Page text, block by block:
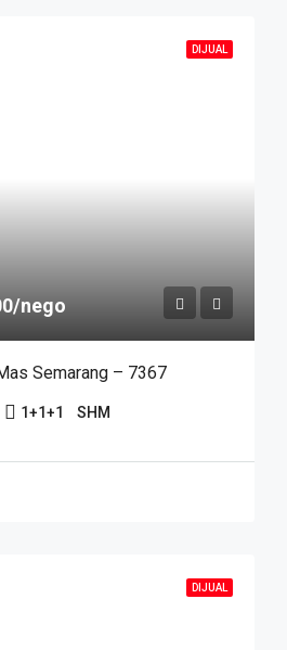
DIJUAL
nego
Semarang – 7367
1+1+1 SHM
DIJUAL